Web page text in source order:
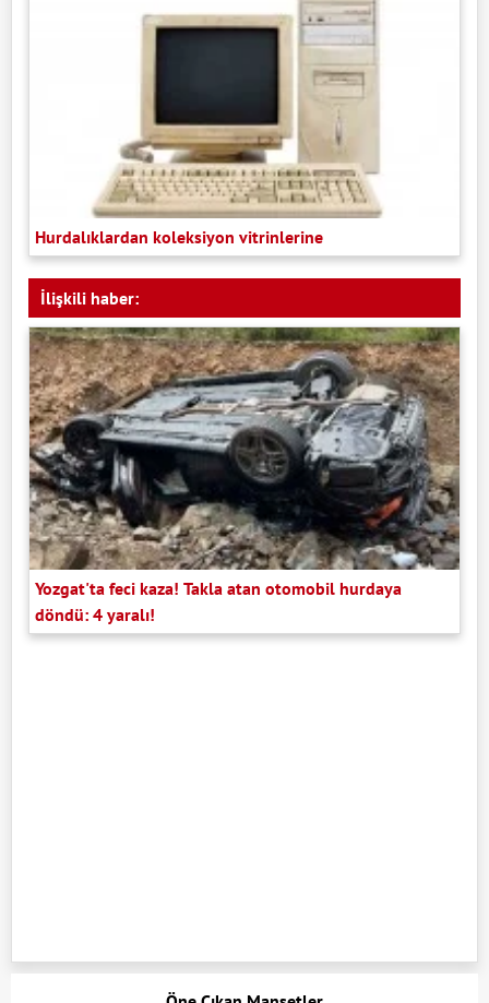
Hurdalıklardan koleksiyon vitrinlerine
İlişkili haber:
Yozgat'ta feci kaza! Takla atan otomobil hurdaya
döndü: 4 yaralı!